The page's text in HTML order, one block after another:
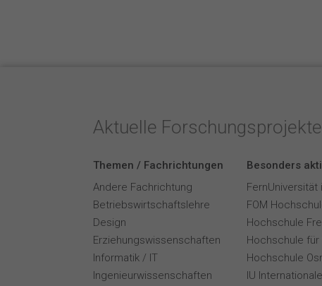
Aktuelle
Themen / Fachrichtungen
Andere Fachrichtung
Betriebswirtschaftslehre
Design
Erziehungswissenschaften
Informatik / IT
Ingenieurwissenschaften
Besonders
FernUniversität
FOM
Hochschule
Hochschule für
Hochschule
IU